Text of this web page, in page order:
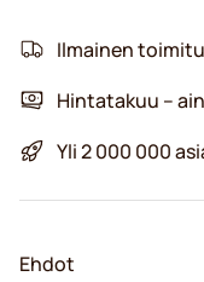
Ilmainen
Hintatakuu –
Yli 2 000 000
Ehdot